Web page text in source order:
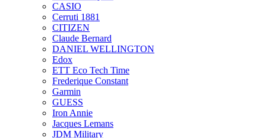
CASIO
Cerruti 1881
CITIZEN
Claude Bernard
DANIEL WELLINGTON
Edox
ETT Eco Tech Time
Frederique Constant
Garmin
GUESS
Iron Annie
Jacques Lemans
JDM Military